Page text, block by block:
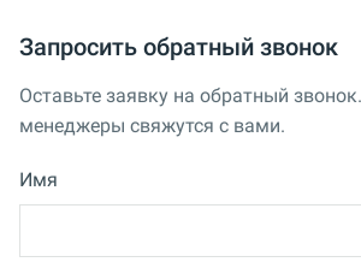
Запросить обратный звонок
Оставьте заявку на обратный
менеджеры свяжутся с вами.
Имя